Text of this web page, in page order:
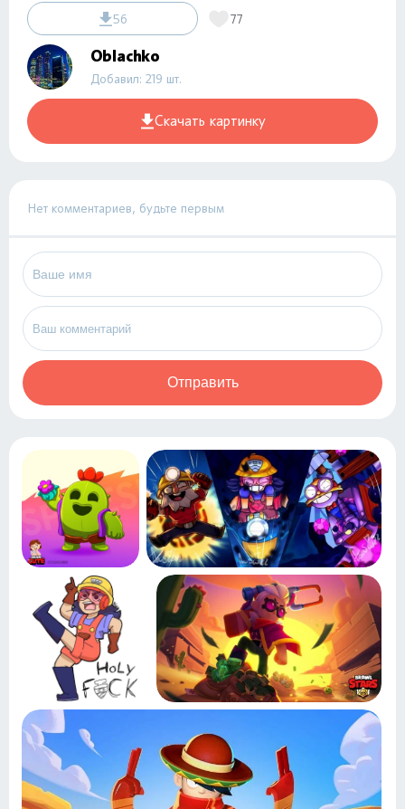
56 77
Oblachko
Добавил: 219 шт.
Скачать картинку
Нет комментариев, будьте первым
Отправить